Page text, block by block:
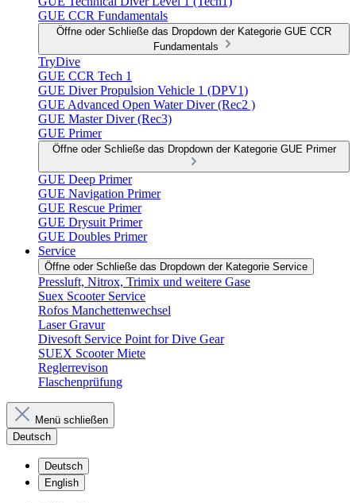
GUE CCR Fundamentals
Öffne oder Schließe das Dropdown der Kategorie GUE CCR
Fundamentals
TryDive
GUE CCR Tech 1
GUE Diver Propulsion Vehicle 1 (DPV1)
GUE Advanced Open Water Diver (Rec2 )
GUE Master Diver (Rec3)
GUE Primer
Öffne oder Schließe das Dropdown der Kategorie GUE Primer
GUE Deep Primer
GUE Navigation Primer
GUE Rescue Primer
GUE Drysuit Primer
GUE Doubles Primer
Service
Öffne oder Schließe das Dropdown der Kategorie Service
Pressluft, Nitrox, Trimix und weitere Gase
Suex Scooter Service
Rofos Manchettenwechsel
Laser Gravur
Divesoft Service Point for Dive Gear
SUEX Scooter Miete
Reglerrevison
Flaschenprüfung
Menü schließen
Deutsch
Deutsch
English